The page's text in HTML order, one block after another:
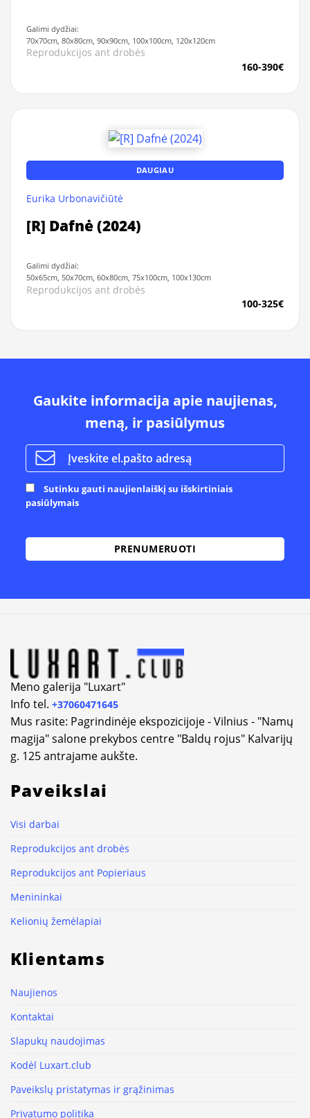
Galimi dydžiai:
70x70cm, 80x80cm, 90x90cm, 100x100cm, 120x120cm
Reprodukcijos ant drobės
160-390€
DAUGIAU
Eurika Urbonavičiūtė
[R] Dafnė (2024)
Galimi dydžiai:
50x65cm, 50x70cm, 60x80cm, 75x100cm, 100x130cm
Reprodukcijos ant drobės
100-325€
Gaukite informacija apie naujienas,
meną, ir pasiūlymus
Sutinku gauti naujienlaiškį su išskirtiniais
pasiūlymais
Meno galerija "Luxart"
Info tel. +37060471645
Mus rasite: Pagrindinėje ekspozicijoje - Vilnius - "Namų
magija" salone prekybos centre "Baldų rojus" Kalvarijų
g. 125 antrajame aukšte.
Paveikslai
Visi darbai
Reprodukcijos ant drobės
Reprodukcijos ant Popieriaus
Menininkai
Kelionių žemėlapiai
Klientams
Naujienos
Kontaktai
Slapukų naudojimas
Kodėl Luxart.club
Paveikslų pristatymas ir grąžinimas
Privatumo politika